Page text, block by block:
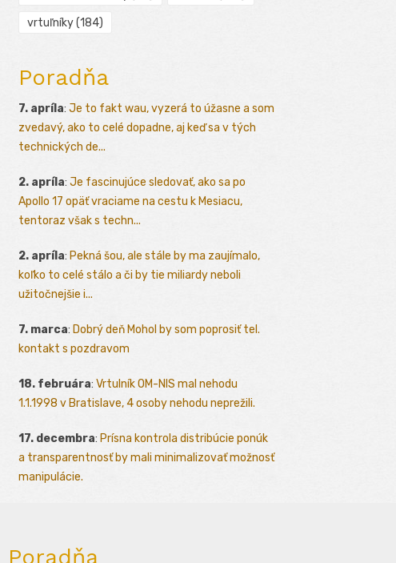
vrtuľníky(184)
Poradňa
7. apríla: Je to fakt wau, vyzerá to úžasne a som
zvedavý, ako to celé dopadne, aj keď sa v tých
technických de...
2. apríla: Je fascinujúce sledovať, ako sa po
Apollo 17 opäť vraciame na cestu k Mesiacu,
tentoraz však s techn...
2. apríla: Pekná šou, ale stále by ma zaujímalo,
koľko to celé stálo a či by tie miliardy neboli
užitočnejšie i...
7. marca: Dobrý deň Mohol by som poprosiť tel.
kontakt s pozdravom
18. februára: Vrtulník OM-NIS mal nehodu
1.1.1998 v Bratislave, 4 osoby nehodu neprežili.
17. decembra: Prísna kontrola distribúcie ponúk
a transparentnosť by mali minimalizovať možnosť
manipulácie.
Poradňa